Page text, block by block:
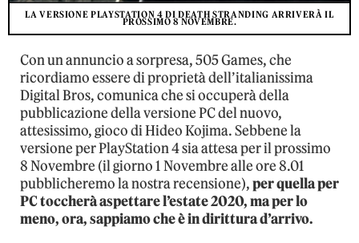
LA VERSIONE PLAYSTATION 4 DI DEATH STRANDING ARRIVERÀ IL
PROSSIMO 8 NOVEMBRE.
Con un annuncio a sorpresa, 505 Games, che
ricordiamo essere di proprietà dell’italianissima
Digital Bros, comunica che si occuperà della
pubblicazione della versione PC del nuovo,
attesissimo, gioco di Hideo Kojima. Sebbene la
versione per PlayStation 4 sia attesa per il prossimo
8 Novembre (il giorno 1 Novembre alle ore 8.01
pubblicheremo la nostra recensione),per quella per
PC toccherà aspettare l’estate 2020, ma per lo
meno, ora, sappiamo che è in dirittura d’arrivo.